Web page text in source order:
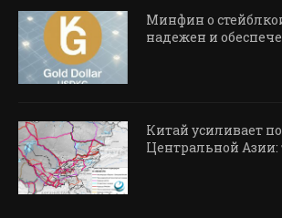
Минфин о
надежен и
Китай усиливает
Центральной Азии: